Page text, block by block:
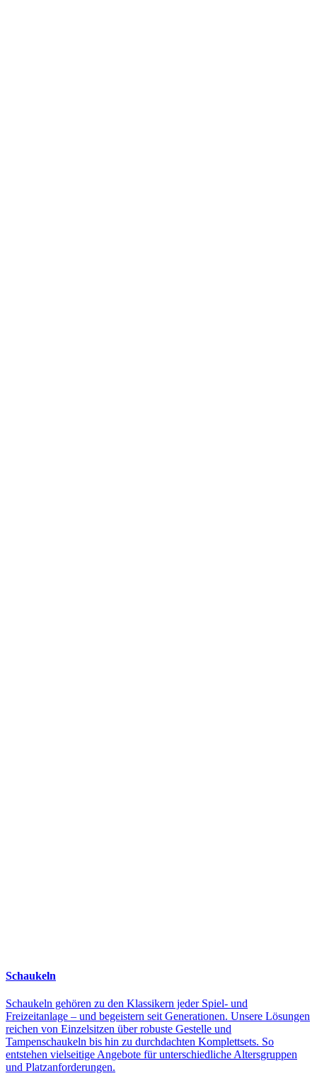
Schaukeln
Schaukeln gehören zu den Klassikern jeder Spiel- und
Freizeitanlage – und begeistern seit Generationen. Unsere Lösungen
reichen von Einzelsitzen über robuste Gestelle und
Tampenschaukeln bis hin zu durchdachten Komplettsets. So
entstehen vielseitige Angebote für unterschiedliche Altersgruppen
und Platzanforderungen.